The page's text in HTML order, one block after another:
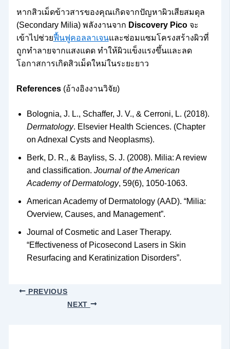
หากสิวเม็ดข้าวสารของคุณเกิดจากปัญหาผิวเสียสมดุล
(Secondary Milia) พลังงานจาก Discovery Picoจะ
เข้าไปช่วยฟื้นฟูคอลลาเจนและซ่อมแซมโครงสร้างผิวที่
ถูกทำลายจากแสงแดด ทำให้ผิวแข็งแรงขึ้นและลด
โอกาสการเกิดสิวเม็ดใหม่ในระยะยาว
References(อ้างอิงงานวิจัย)
Bolognia, J. L., Schaffer, J. V., & Cerroni, L. (2018).
Dermatology. Elsevier Health Sciences. (Chapter
on Adnexal Cysts and Neoplasms).
Berk, D. R., & Bayliss, S. J. (2008). Milia: A review
and classification. Journal of the American
Academy of Dermatology, 59(6), 1050-1063.
American Academy of Dermatology (AAD). “Milia:
Overview, Causes, and Management”.
Journal of Cosmetic and Laser Therapy.
“Effectiveness of Picosecond Lasers in Skin
Resurfacing and Keratinization Disorders”.
PREVIOUS
NEXT